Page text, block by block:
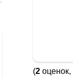
(2